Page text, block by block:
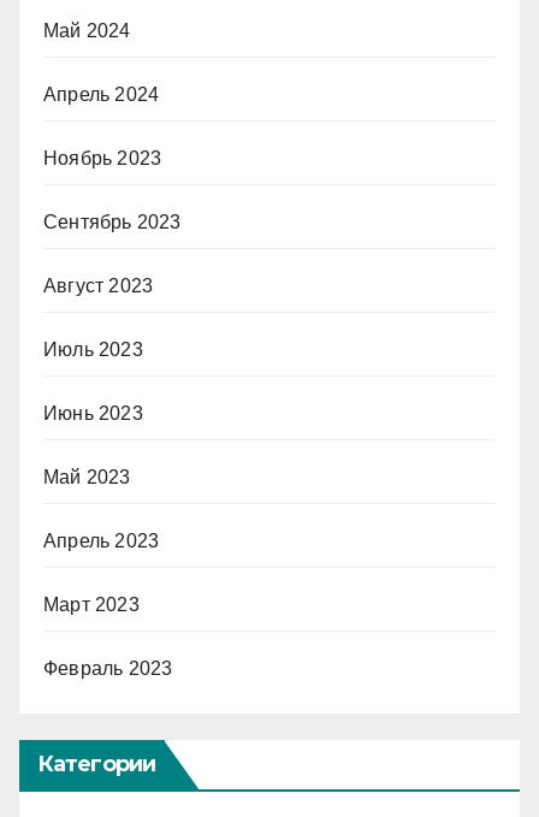
Май 2024
Апрель 2024
Ноябрь 2023
Сентябрь 2023
Август 2023
Июль 2023
Июнь 2023
Май 2023
Апрель 2023
Март 2023
Февраль 2023
Категории